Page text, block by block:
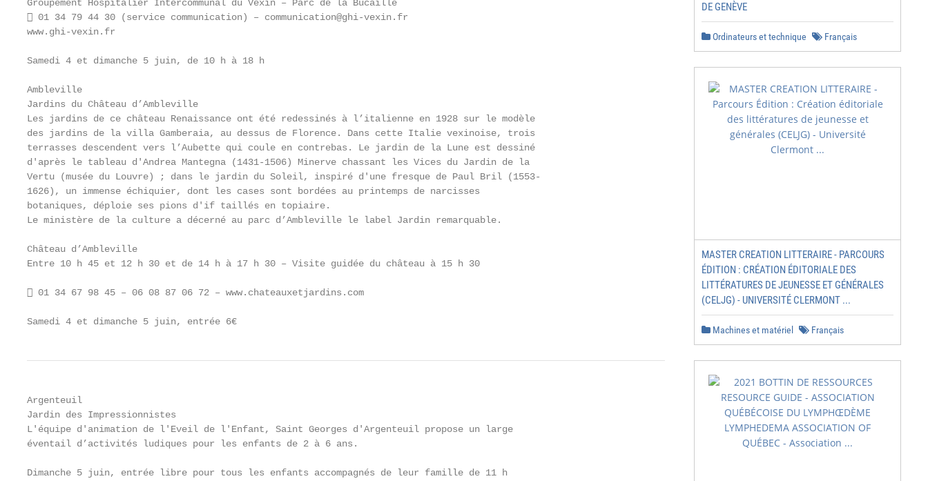
Groupement Hospitalier Intercommunal du Vexin – Parc de la Bucaille
 01 34 79 44 30 (service communication) – communication@ghi-vexin.fr
www.ghi-vexin.fr
Samedi 4 et dimanche 5 juin, de 10 h à 18 h
Ambleville
Jardins du Château d’Ambleville
Les jardins de ce château Renaissance ont été redessinés à l’italienne en 1928 sur le modèle
des jardins de la villa Gamberaia, au dessus de Florence. Dans cette Italie vexinoise, trois
terrasses descendent vers l’Aubette qui coule en contrebas. Le jardin de la Lune est dessiné
d'après le tableau d'Andrea Mantegna (1431-1506) Minerve chassant les Vices du Jardin de la
Vertu (musée du Louvre) ; dans le jardin du Soleil, inspiré d'une fresque de Paul Bril (1553-
1626), un immense échiquier, dont les cases sont bordées au printemps de narcisses
botaniques, déploie ses pions d'if taillés en topiaire.
Le ministère de la culture a décerné au parc d’Ambleville le label Jardin remarquable.
Château d’Ambleville
Entre 10 h 45 et 12 h 30 et de 14 h à 17 h 30 – Visite guidée du château à 15 h 30
 01 34 67 98 45 – 06 08 87 06 72 – www.chateauxetjardins.com
Samedi 4 et dimanche 5 juin, entrée 6€
Argenteuil
Jardin des Impressionnistes
L'équipe d'animation de l'Eveil de l'Enfant, Saint Georges d'Argenteuil propose un large
éventail d’activités ludiques pour les enfants de 2 à 6 ans.
Dimanche 5 juin, entrée libre pour tous les enfants accompagnés de leur famille de 11 h
DE GENÈVE
Ordinateurs et technique Français
MASTER CREATION LITTERAIRE - PARCOURS
ÉDITION : CRÉATION ÉDITORIALE DES
LITTÉRATURES DE JEUNESSE ET GÉNÉRALES
(CELJG) - UNIVERSITÉ CLERMONT ...
Machines et matériel Français